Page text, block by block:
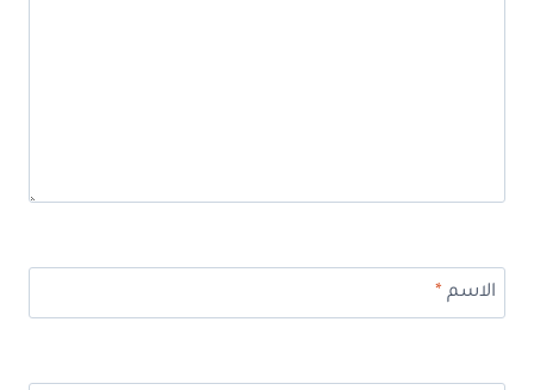
الاسم*